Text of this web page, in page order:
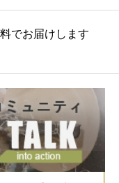
でお届けします